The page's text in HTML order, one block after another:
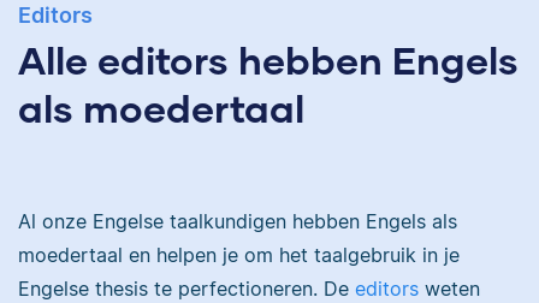
Editors
Alle editors hebben Engels
als moedertaal
Al onze Engelse taalkundigen hebben Engels als
moedertaal en helpen je om het taalgebruik in je
Engelse thesis te perfectioneren. De editors weten
in English. I have over
a decade of
experience editing and
working with academic
dissertations to
published works.
editor and book
reviewer. I am familiar
with many style guides